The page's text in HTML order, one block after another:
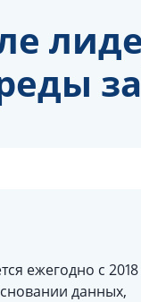
ежегодно с 2018
данных,